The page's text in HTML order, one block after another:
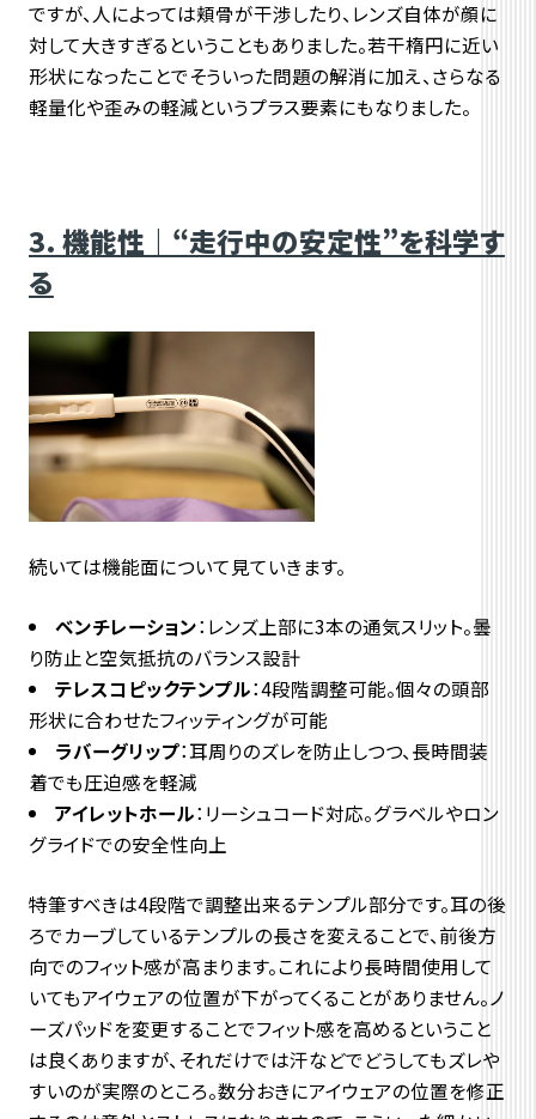
ですが、人によっては頬骨が干渉したり、レンズ自体が顔に
対して大きすぎるということもありました。若干楕円に近い
形状になったことでそういった問題の解消に加え、さらなる
軽量化や歪みの軽減というプラス要素にもなりました。
3. 機能性｜“走行中の安定性”を科学す
る
続いては機能面について見ていきます。
ベンチレーション：レンズ上部に3本の通気スリット。曇
り防止と空気抵抗のバランス設計
テレスコピックテンプル：4段階調整可能。個々の頭部
形状に合わせたフィッティングが可能
ラバーグリップ：耳周りのズレを防止しつつ、長時間装
着でも圧迫感を軽減
アイレットホール：リーシュコード対応。グラベルやロン
グライドでの安全性向上
特筆すべきは4段階で調整出来るテンプル部分です。耳の後
ろでカーブしているテンプルの長さを変えることで、前後方
向でのフィット感が高まります。これにより長時間使用して
いてもアイウェアの位置が下がってくることがありません。ノ
ーズパッドを変更することでフィット感を高めるということ
は良くありますが、それだけでは汗などでどうしてもズレや
すいのが実際のところ。数分おきにアイウェアの位置を修正